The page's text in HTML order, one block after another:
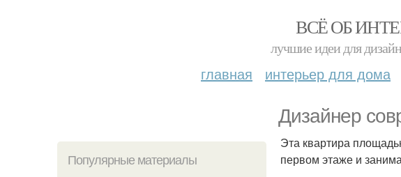
ВСЁ ОБ
лучшие идеи для
главная интерьер для дома
Дизайнер
Популярные материалы
Эта квартира
первом этаже и